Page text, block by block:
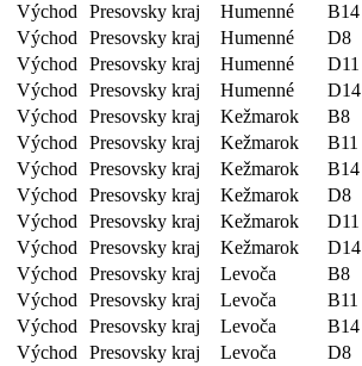
Východ
Presovsky kraj Humenné B14
Východ
Presovsky kraj Humenné D8
Východ
Presovsky kraj Humenné D11
Východ
Presovsky kraj Humenné D14
Východ
Presovsky kraj Kežmarok B8
Východ
Presovsky kraj Kežmarok B11
Východ
Presovsky kraj Kežmarok B14
Východ
Presovsky kraj Kežmarok D8
Východ
Presovsky kraj Kežmarok D11
Východ
Presovsky kraj Kežmarok D14
Východ
Presovsky kraj Levoča B8
Východ
Presovsky kraj Levoča B11
Východ
Presovsky kraj Levoča B14
Východ
Presovsky kraj Levoča D8